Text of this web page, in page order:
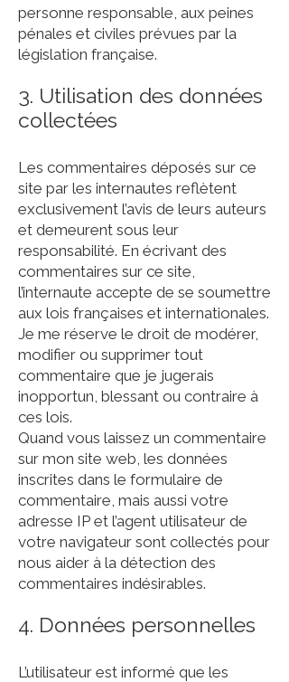
personne responsable, aux peines
pénales et civiles prévues par la
législation française.
3. Utilisation des données
collectées
Les commentaires déposés sur ce
site par les internautes reflètent
exclusivement l’avis de leurs auteurs
et demeurent sous leur
responsabilité. En écrivant des
commentaires sur ce site,
l’internaute accepte de se soumettre
aux lois françaises et internationales.
Je me réserve le droit de modérer,
modifier ou supprimer tout
commentaire que je jugerais
inopportun, blessant ou contraire à
ces lois.
Quand vous laissez un commentaire
sur mon site web, les données
inscrites dans le formulaire de
commentaire, mais aussi votre
adresse IP et l’agent utilisateur de
votre navigateur sont collectés pour
nous aider à la détection des
commentaires indésirables.
4. Données personnelles
L’utilisateur est informé que les